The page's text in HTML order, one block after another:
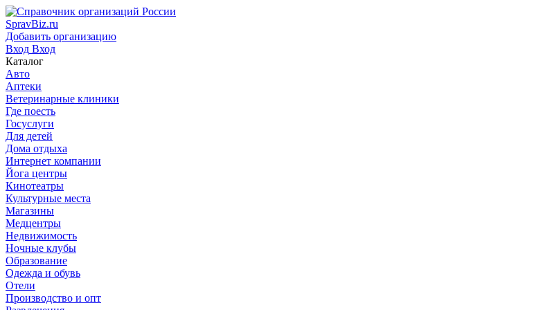
SpravBiz.ru
Добавить организацию
Вход Вход
Каталог
Авто
Аптеки
Ветеринарные клиники
Где поесть
Госуслуги
Для детей
Дома отдыха
Интернет компании
Йога центры
Кинотеатры
Культурные места
Магазины
Медцентры
Недвижимость
Ночные клубы
Образование
Одежда и обувь
Отели
Производство и опт